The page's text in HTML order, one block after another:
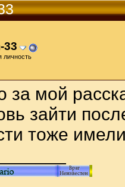
33
личность
за мой
зайти
тоже